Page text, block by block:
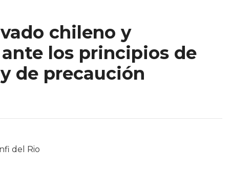
chileno y
los principios de
de precaución
del Rio